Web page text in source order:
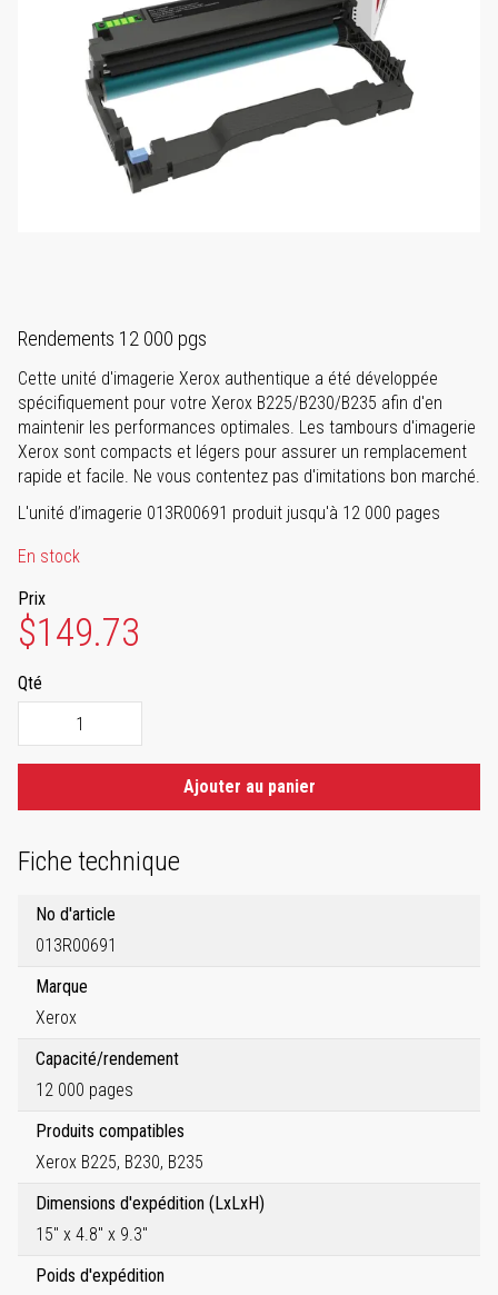
Rendements 12 000 pgs
Cette unité d'imagerie Xerox authentique a été développée
spécifiquement pour votre Xerox B225/B230/B235 afin d'en
maintenir les performances optimales. Les tambours d'imagerie
Xerox sont compacts et légers pour assurer un remplacement
rapide et facile. Ne vous contentez pas d'imitations bon marché.
L'unité d’imagerie 013R00691 produit jusqu'à 12 000 pages
En stock
Prix
$149.73
Qté
Ajouter au panier
Fiche technique
No d'article
013R00691
Marque
Xerox
Capacité/rendement
12 000 pages
Produits compatibles
Xerox B225, B230, B235
Dimensions d'expédition (LxLxH)
15" x 4.8" x 9.3"
Poids d'expédition